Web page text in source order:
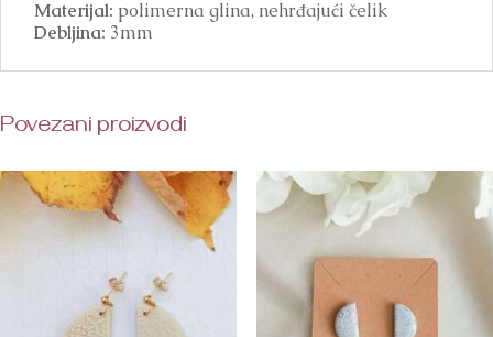
Materijal: polimerna glina, nehrđajući čelik
Debljina: 3mm
Povezani proizvodi